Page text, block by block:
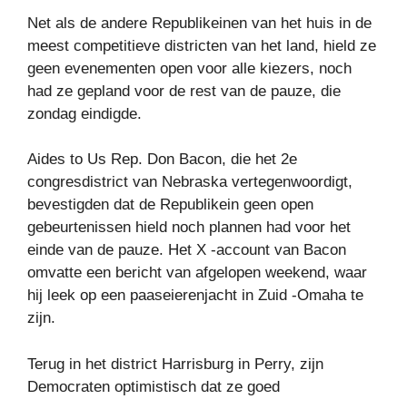
Net als de andere Republikeinen van het huis in de
meest competitieve districten van het land, hield ze
geen evenementen open voor alle kiezers, noch
had ze gepland voor de rest van de pauze, die
zondag eindigde.
Aides to Us Rep. Don Bacon, die het 2e
congresdistrict van Nebraska vertegenwoordigt,
bevestigden dat de Republikein geen open
gebeurtenissen hield noch plannen had voor het
einde van de pauze. Het X -account van Bacon
omvatte een bericht van afgelopen weekend, waar
hij leek op een paaseierenjacht in Zuid -Omaha te
zijn.
Terug in het district Harrisburg in Perry, zijn
Democraten optimistisch dat ze goed